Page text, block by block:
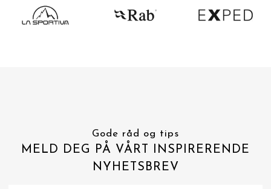
Gode råd og tips
MELD DEG PÅ VÅRT INSPIRERENDE
NYHETSBREV